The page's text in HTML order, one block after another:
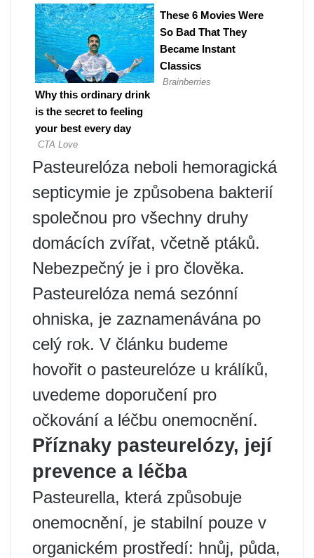
Pasteurelóza neboli hemoragická
septicymie je způsobena bakterií
společnou pro všechny druhy
domácích zvířat, včetně ptáků.
Nebezpečný je i pro člověka.
Pasteurelóza nemá sezónní
ohniska, je zaznamenávána po
celý rok. V článku budeme
hovořit o pasteurelóze u králíků,
uvedeme doporučení pro
očkování a léčbu onemocnění.
Příznaky pasteurelózy, její
prevence a léčba
Pasteurella, která způsobuje
onemocnění, je stabilní pouze v
organickém prostředí: hnůj, půda,